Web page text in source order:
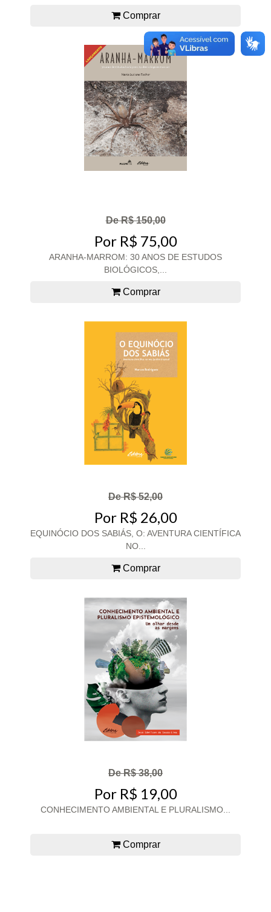
Comprar
De R$ 150,00
Por R$ 75,00
ARANHA-MARROM: 30 ANOS DE ESTUDOS
BIOLÓGICOS,...
Comprar
De R$ 52,00
Por R$ 26,00
EQUINÓCIO DOS SABIÁS, O: AVENTURA CIENTÍFICA
NO...
Comprar
De R$ 38,00
Por R$ 19,00
CONHECIMENTO AMBIENTAL E PLURALISMO...
Comprar